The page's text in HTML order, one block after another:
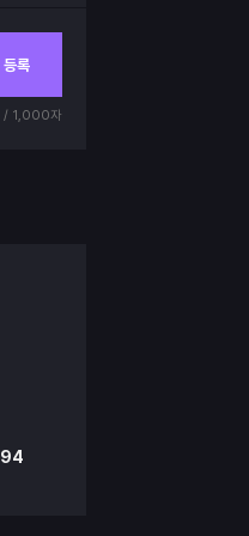
등록
/ 1,000자
94